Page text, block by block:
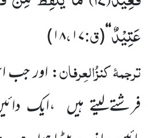
عَتِیْدٌ‘‘
(ق:۱۷،۱۸)
ترجمۂکنزُالعِرفان: اور
فرشتےلیتے ہیں ،ایک